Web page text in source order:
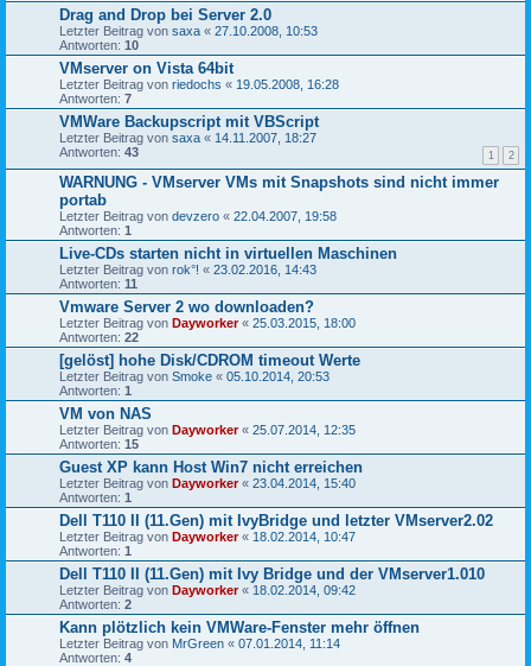
Drag and Drop bei Server 2.0
Letzter Beitrag von saxa « 27.10.2008, 10:53
Antworten: 10
VMserver on Vista 64bit
Letzter Beitrag von riedochs « 19.05.2008, 16:28
Antworten: 7
VMWare Backupscript mit VBScript
Letzter Beitrag von saxa « 14.11.2007, 18:27
Antworten: 43 1 2
WARNUNG - VMserver VMs mit Snapshots sind nicht immer
portab
Letzter Beitrag von devzero « 22.04.2007, 19:58
Antworten: 1
Live-CDs starten nicht in virtuellen Maschinen
Letzter Beitrag von rok°! « 23.02.2016, 14:43
Antworten: 11
Vmware Server 2 wo downloaden?
Letzter Beitrag von Dayworker« 25.03.2015, 18:00
Antworten: 22
[gelöst] hohe Disk/CDROM timeout Werte
Letzter Beitrag von Smoke « 05.10.2014, 20:53
Antworten: 1
VM von NAS
Letzter Beitrag von Dayworker« 25.07.2014, 12:35
Antworten: 15
Guest XP kann Host Win7 nicht erreichen
Letzter Beitrag von Dayworker« 23.04.2014, 15:40
Antworten: 1
Dell T110 II (11.Gen) mit IvyBridge und letzter VMserver2.02
Letzter Beitrag von Dayworker« 18.02.2014, 10:47
Antworten: 1
Dell T110 II (11.Gen) mit Ivy Bridge und der VMserver1.010
Letzter Beitrag von Dayworker« 18.02.2014, 09:42
Antworten: 2
Kann plötzlich kein VMWare-Fenster mehr öffnen
Letzter Beitrag von MrGreen « 07.01.2014, 11:14
Antworten: 4